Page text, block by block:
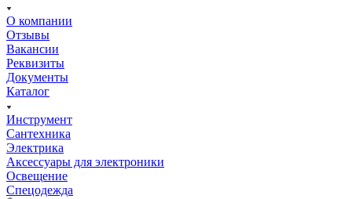
О компании
Отзывы
Вакансии
Реквизиты
Документы
Каталог
Инструмент
Сантехника
Электрика
Аксессуары для электроники
Освещение
Спецодежда